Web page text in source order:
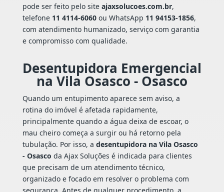
pode ser feito pelo site ajaxsolucoes.com.br,
telefone 11 4114-6060ou WhatsApp 11 94153-1856,
com atendimento humanizado, serviço com garantia
e compromisso com qualidade.
Desentupidora Emergencial
na Vila Osasco - Osasco
Quando um entupimento aparece sem aviso, a
rotina do imóvel é afetada rapidamente,
principalmente quando a água deixa de escoar, o
mau cheiro começa a surgir ou há retorno pela
tubulação. Por isso, a desentupidora na Vila Osasco
- Osasco da Ajax Soluções é indicada para clientes
que precisam de um atendimento técnico,
organizado e focado em resolver o problema com
segurança. Antes de qualquer procedimento, a